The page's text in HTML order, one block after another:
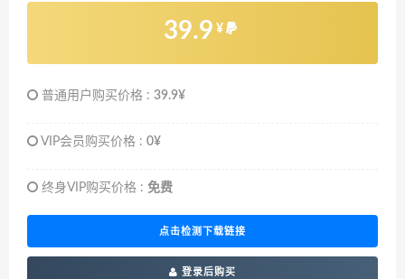
39.9 ¥
普通用户购买价格 : 39.9¥
VIP会员购买价格 : 0¥
终身VIP购买价格 : 免费
点击检测下载链接
登录后购买